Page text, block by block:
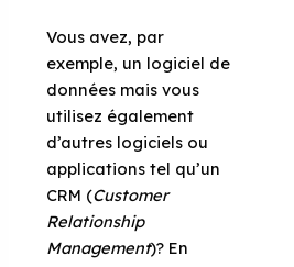
Vous avez, par
exemple, un logiciel de
données mais vous
utilisez également
d’autres logiciels ou
applications tel qu’un
CRM (Customer
Relationship
Management)? En